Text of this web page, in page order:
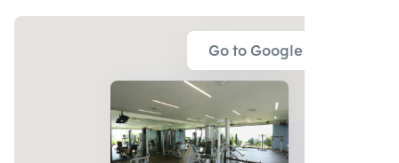
Go to Google Map